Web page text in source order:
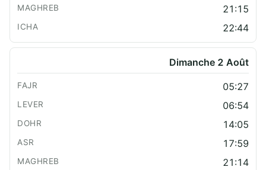
21:15
22:44
Dimanche 2 Août
05:27
06:54
14:05
17:59
21:14